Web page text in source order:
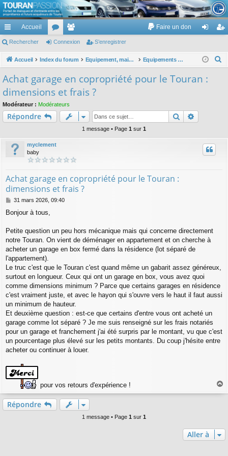
TouranPassion
Le forum des propriétaires ou futurs acquéreurs du Volkswagen Touran
cc
ès
pi
de
Accueil
or
u
e
m
es
Faire un don
ne nr
Rechercher Connexion S’enregistrer
Accueil Index du forum Equipement, maison, famille, passion, hobby, détente, ... Equipements pour la maison et la famille
h
Achat garage en copropriété pour le Touran :
dimensions et frais ?
Modérateur : Modérateurs
Répondre Rechercher
1 message • Page 1 sur 1
myclement
baby
Achat garage en copropriété pour le Touran :
dimensions et frais ?
M
s
a
g
e
31 mars 2026, 09:40
Bonjour à tous,
Petite question un peu hors mécanique mais qui concerne directement
notre Touran. On vient de déménager en appartement et on cherche à
acheter un garage en box fermé dans la résidence (lot séparé de
l'appartement).
Le truc c'est que le Touran c'est quand même un gabarit assez généreux,
surtout en longueur. Ceux qui ont un garage en box, vous avez quoi
comme dimensions minimum ? Parce que certains garages en résidence
c'est vraiment juste, et avec le hayon qui s'ouvre vers le haut il faut aussi
un minimum de hauteur.
Et deuxième question : est-ce que certains d'entre vous ont acheté un
garage comme lot séparé ? Je me suis renseigné sur les frais notariés
pour un garage et franchement j'ai été surpris par le montant, vu que c'est
un pourcentage plus élevé sur les petits montants. Du coup j'hésite entre
acheter ou continuer à louer.
pour vos retours d'expérience !
a
Répondre
1 message • Page 1 sur 1
Aller à